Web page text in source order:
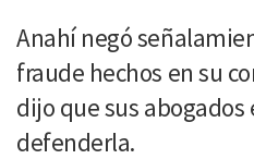
Anahí negó
fraude hechos en su
dijo que sus
defenderla.